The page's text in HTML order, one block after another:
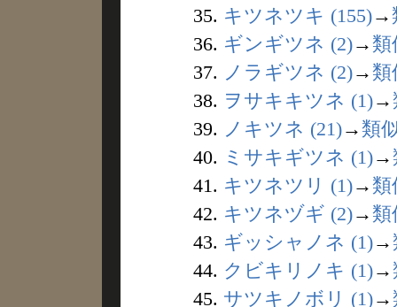
35. キツネツキ (155)→
36. ギンギツネ (2)→ 類
37. ノラギツネ (2)→ 類
38. ヲサキキツネ (1)→
39. ノキツネ (21)→ 類
40. ミサキギツネ (1)→
41. キツネツリ (1)→ 類
42. キツネヅギ (2)→ 類
43. ギッシャノネ (1)→
44. クビキリノキ (1)→
45. サツキノボリ (1)→